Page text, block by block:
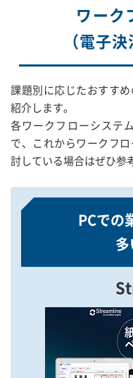
ワーク
（電子
課題別に応じたおすす
紹介します。
各ワークフローシステ
で、これからワークフ
討している場合はぜひ参
PCでの